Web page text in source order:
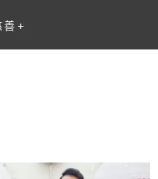
善+